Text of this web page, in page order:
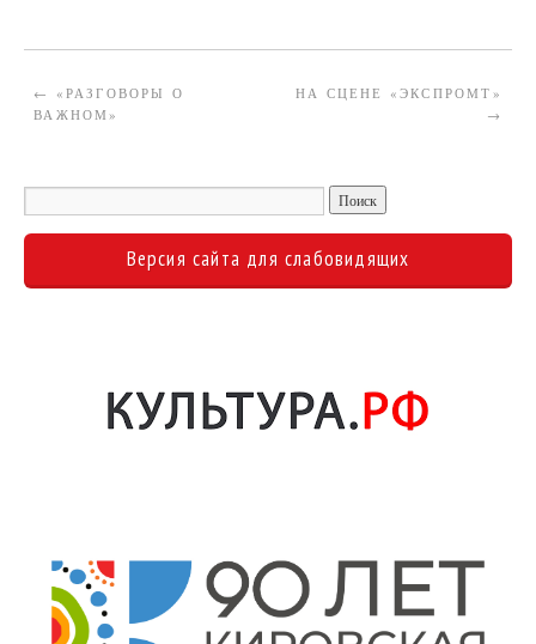
←
«РАЗГОВОРЫ О
ВАЖНОМ»
НА СЦЕНЕ «ЭКСПРОМТ»
→
Версия сайта для слабовидящих